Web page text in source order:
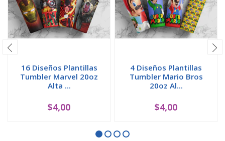
16 Diseños Plantillas
Tumbler Marvel 20oz
Alta ...
$4,00
4 Diseños Plantillas
Tumbler Mario Bros
20oz Al...
$4,00